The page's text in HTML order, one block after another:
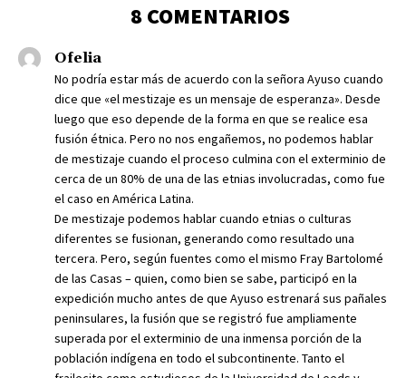
8 COMENTARIOS
Ofelia
No podría estar más de acuerdo con la señora Ayuso cuando
dice que «el mestizaje es un mensaje de esperanza». Desde
luego que eso depende de la forma en que se realice esa
fusión étnica. Pero no nos engañemos, no podemos hablar
de mestizaje cuando el proceso culmina con el exterminio de
cerca de un 80% de una de las etnias involucradas, como fue
el caso en América Latina.
De mestizaje podemos hablar cuando etnias o culturas
diferentes se fusionan, generando como resultado una
tercera. Pero, según fuentes como el mismo Fray Bartolomé
de las Casas – quien, como bien se sabe, participó en la
expedición mucho antes de que Ayuso estrenará sus pañales
peninsulares, la fusión que se registró fue ampliamente
superada por el exterminio de una inmensa porción de la
población indígena en todo el subcontinente. Tanto el